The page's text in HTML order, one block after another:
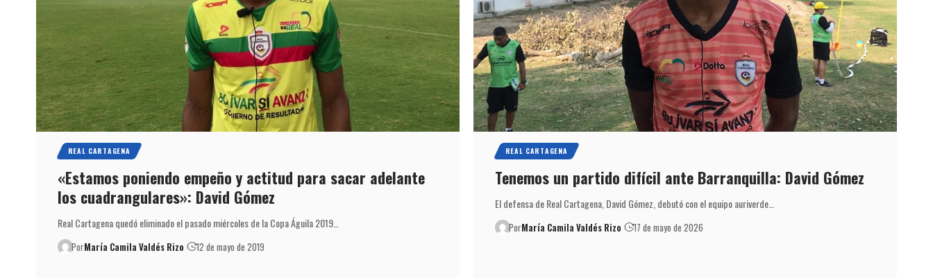
REAL CARTAGENA
«Estamos poniendo empeño y actitud para sacar adelante
los cuadrangulares»: David Gómez
Real Cartagena quedó eliminado el pasado miércoles de la Copa Águila 2019…
PorMaría Camila Valdés Rizo 12 de mayo de 2019
REAL CARTAGENA
Tenemos un partido difícil ante Barranquilla: David Gómez
El defensa de Real Cartagena, David Gómez, debutó con el equipo auriverde…
PorMaría Camila Valdés Rizo 17 de mayo de 2026